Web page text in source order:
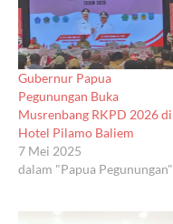
Gubernur Papua
Pegunungan Buka
Musrenbang RKPD 2026 di
Hotel Pilamo Baliem
7 Mei 2025
dalam "Papua Pegunungan"